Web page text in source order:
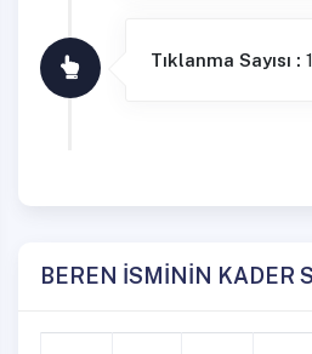
Tıklanma Sayısı :
BEREN İSMİNİN KADER